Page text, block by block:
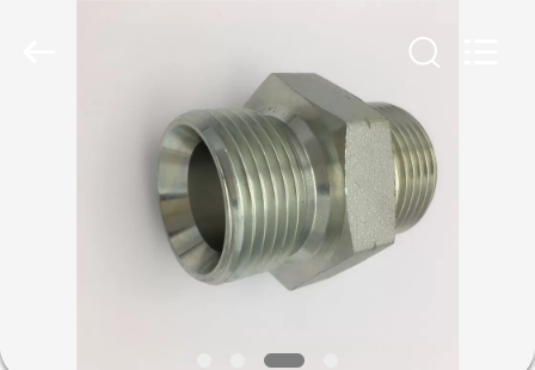
PRODUKTE